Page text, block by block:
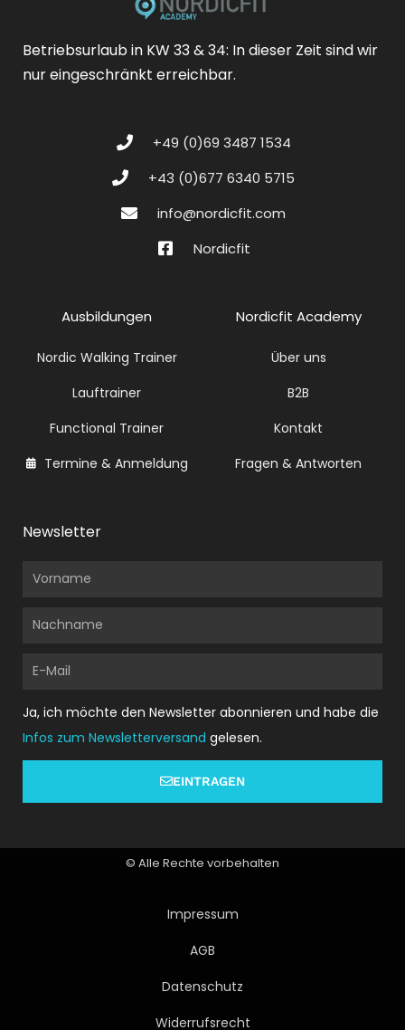
Betriebsurlaub in KW 33 & 34: In dieser Zeit sind wir
nur eingeschränkt erreichbar.
+49 (0)69 3487 1534
+43 (0)677 6340 5715
info@nordicfit.com
Nordicfit
Ausbildungen
Nordic Walking Trainer
Lauftrainer
Functional Trainer
Termine & Anmeldung
Nordicfit Academy
Über uns
B2B
Kontakt
Fragen & Antworten
Newsletter
Vorname
Nachname
E-
Ja, ich möchte den Newsletter abonnieren und habe die
Infos zum Newsletterversand gelesen.
EINTRAGEN
© Alle Rechte vorbehalten
Impressum
AGB
Datenschutz
Widerrufsrecht